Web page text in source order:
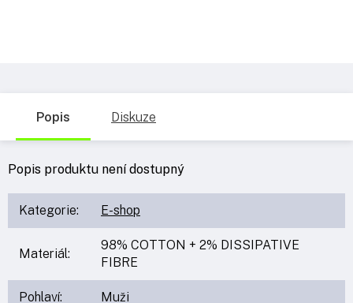
Popis Diskuze
Popis produktu není dostupný
Kategorie: E-shop
Materiál:
98% COTTON + 2% DISSIPATIVE
FIBRE
Pohlaví: Muži